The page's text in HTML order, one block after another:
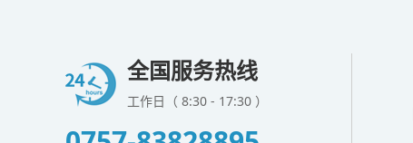
全国服务热线
工作日（ 8:30 - 17:30 ）